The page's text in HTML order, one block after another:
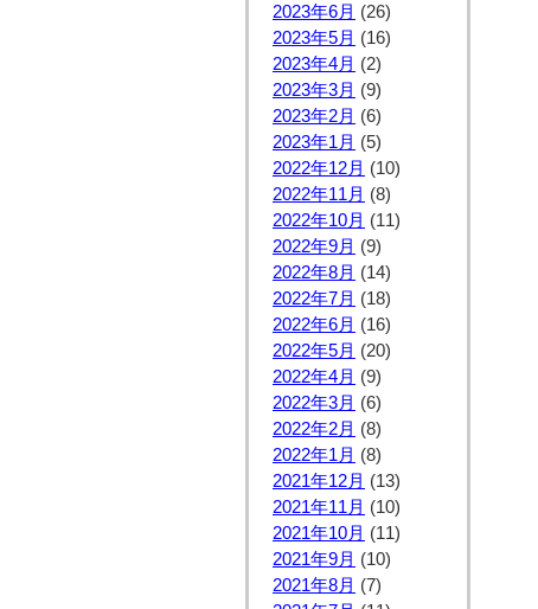
2023年6月 (26)
2023年5月 (16)
2023年4月 (2)
2023年3月 (9)
2023年2月 (6)
2023年1月 (5)
2022年12月 (10)
2022年11月 (8)
2022年10月 (11)
2022年9月 (9)
2022年8月 (14)
2022年7月 (18)
2022年6月 (16)
2022年5月 (20)
2022年4月 (9)
2022年3月 (6)
2022年2月 (8)
2022年1月 (8)
2021年12月 (13)
2021年11月 (10)
2021年10月 (11)
2021年9月 (10)
2021年8月 (7)